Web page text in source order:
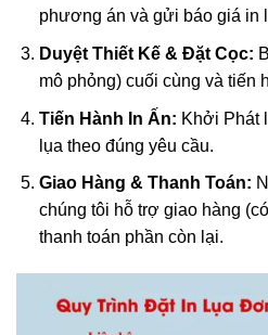
phương án và gửi báo giá in
Duyệt Thiết Kế & Đặt Cọc:
mô phỏng) cuối cùng và tiến
Tiến Hành In Ấn: Khởi Phát
lụa theo đúng yêu cầu.
Giao Hàng & Thanh Toán:
chúng tôi hỗ trợ giao hàng
thanh toán phần còn lại.